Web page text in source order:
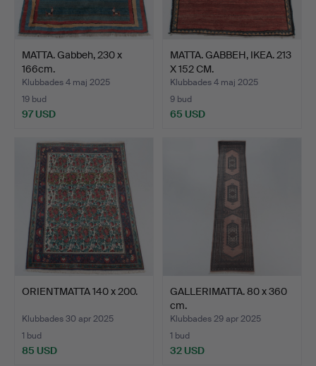
MATTA. Gabbeh, 230 x
166cm.
Klubbades 4 maj 2025
19 bud
97 USD
MATTA. GABBEH, IKEA. 213
X 152 CM.
Klubbades 4 maj 2025
9 bud
65 USD
ORIENTMATTA 140 x 200.
Klubbades 30 apr 2025
1 bud
85 USD
GALLERIMATTA. 80 x 360
cm.
Klubbades 29 apr 2025
1 bud
32 USD